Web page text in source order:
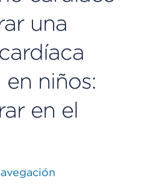
una
niños:
en el